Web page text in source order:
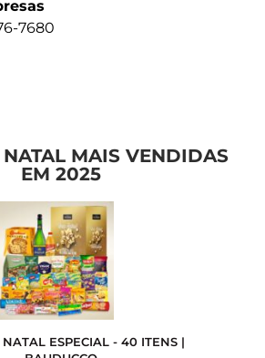
7680
NATAL MAIS VENDIDAS
EM 2025
NATAL ESPECIAL - 40 ITENS |